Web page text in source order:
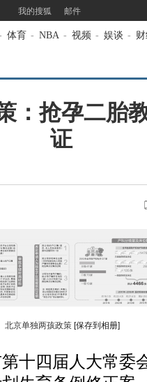
我的搜狐 邮件
体育 - NBA - 视频 - 娱谈 -
：抢孕二胎
证
北京单独两孩政策 [保存到相册]
四届人大常委